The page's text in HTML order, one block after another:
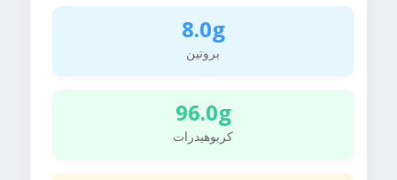
8.0g
بروتين
96.0g
كربوهيدرات